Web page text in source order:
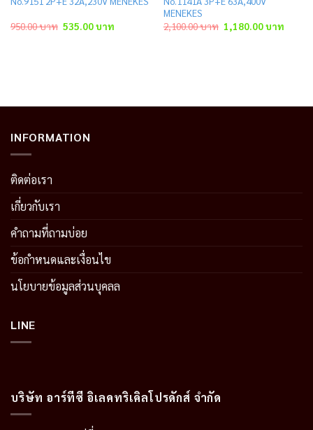
950.00บาท Original
price
535.00บาทCurrent
price
MENEKES
2,100.00บาท Original
price
1,180.00บาท
price
INFORMATION
ติดต่อเรา
เกี่ยวกับเรา
คำถามที่ถามบ่อย
ข้อกำหนดและเงื่อนไข
นโยบายข้อมูลส่วนบุคลล
LINE
บริษัท อาร์ทีซี อิเลคทริเคิลโปรดักส์ จำกัด